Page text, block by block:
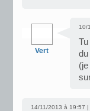
Vert
10/
du
14/11/2013 à 19:57 |